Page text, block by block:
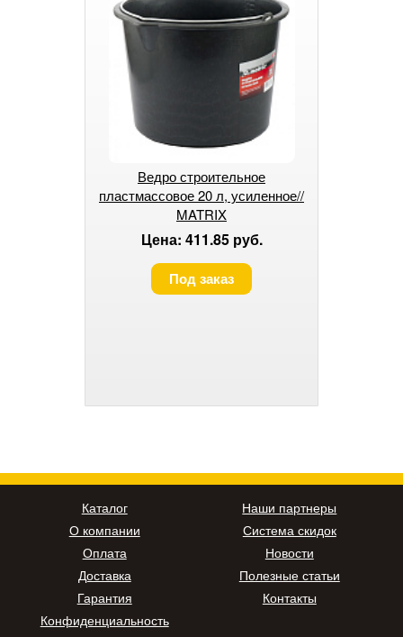
Ведро строительное
пластмассовое 20 л, усиленное//
MATRIX
Цена: 411.85 руб.
Под заказ
Каталог
О компании
Оплата
Доставка
Гарантия
Конфиденциальность
Наши партнеры
Система скидок
Новости
Полезные статьи
Контакты